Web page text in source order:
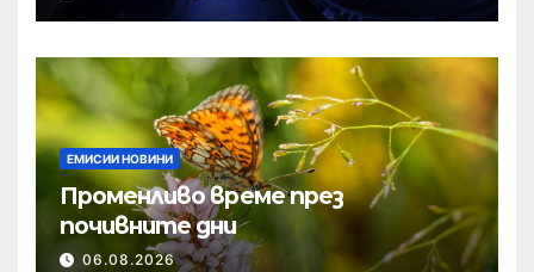
ЕМИСИИ НОВИНИ
Променливо време през
почивните дни
06.08.2026